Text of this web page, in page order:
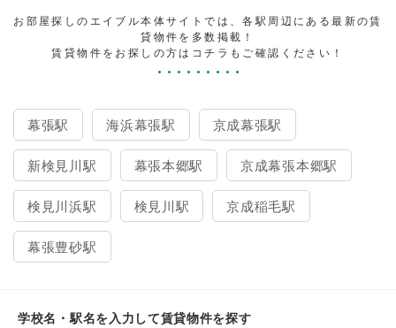
お部屋探しのエイブル本体サイトでは、各駅周辺にある最新の賃
貸物件を多数掲載！
賃貸物件をお探しの方はコチラもご確認ください！
幕張駅 海浜幕張駅 京成幕張駅
新検見川駅 幕張本郷駅 京成幕張本郷駅
検見川浜駅 検見川駅 京成稲毛駅
幕張豊砂駅
学校名・駅名を入力して賃貸物件を探す